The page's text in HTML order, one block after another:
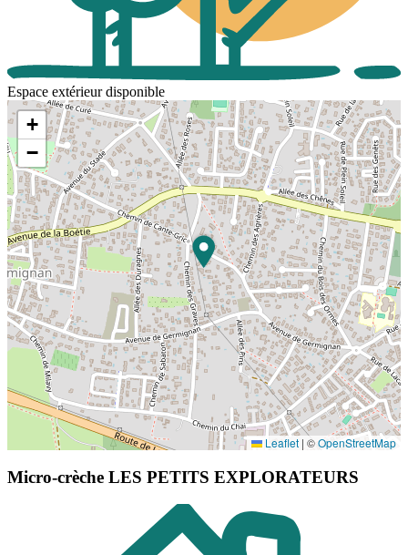
Espace extérieur disponible
+
−
Leaflet | ©OpenStreetMap
Micro-crèche LES PETITS EXPLORATEURS